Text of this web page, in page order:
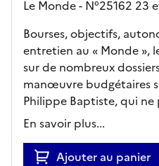
Le Monde - N°25162 23
Bourses, objectifs,
entretien au « Monde »,
sur de nombreux
manœuvre budgétaires
Philippe Baptiste, qui ne
En savoir plus...
Ajouter au panier